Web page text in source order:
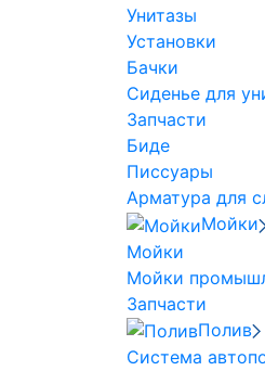
Унитазы
Установки
Бачки
Сиденье для
Запчасти
Биде
Писсуары
Арматура для
Мойки
Мойки
Мойки
Запчасти
Полив
Система